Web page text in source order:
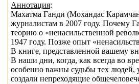
Аннотация:
Махатма Ганди (Мохандас
журналистам в 2007 году. Почему
теорию о «ненасильственной
1947 году. Позже опыт
В книге, представленной вашему
В наши дни, когда, как всегда во
особенно важны судьбы тех людей,
создали непреходящие